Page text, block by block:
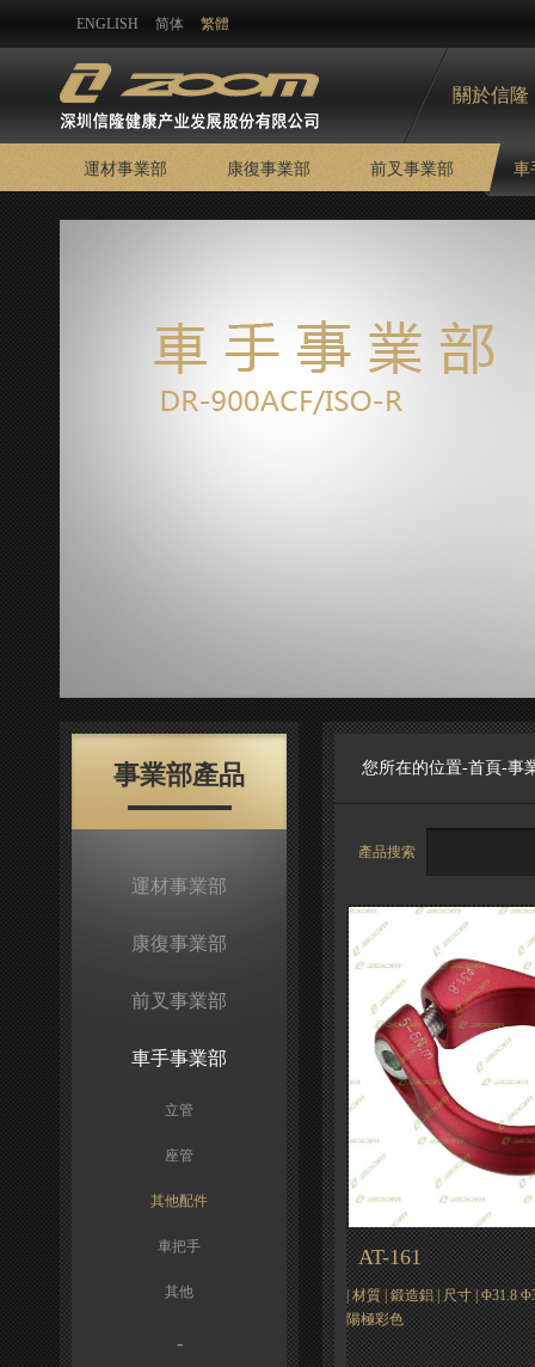
ENGLISH 简体 繁體
關於信隆
運材事業部 康復事業部 前叉事業部 車
事業部產品
運材事業部
康復事業部
前叉事業部
車手事業部
立管
座管
其他配件
車把手
其他
-
您所在的位置-首頁-事
產品搜索
AT-161
| 材質 | 鍛造鋁 | 尺寸 | Φ31.8
陽極彩色